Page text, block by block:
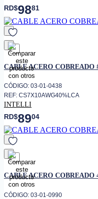
Megapixel
• Redes inalámbricas
802.3at
• Aplicaciones en
100BASE-T, 1000BASE-T
• Rendimiento
• Conductor
• Recubrimiento
• Construcción
• Clasificación de
• Frecuencia
RD$9881
favorito
CABLE ACERO COBREADO
CÓDIGO: 03-01-0438
REF: CS7X10AWG40%LCA
INTELLI
RD$8904
favorito
CABLE ACERO COBREADO
CÓDIGO: 03-01-0990